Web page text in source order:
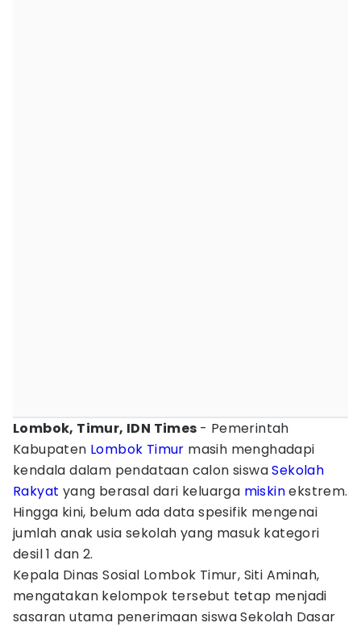
Lombok, Timur, IDN Times - Pemerintah
Kabupaten Lombok Timur masih menghadapi
kendala dalam pendataan calon siswaSekolah
Rakyat yang berasal dari keluarga miskinekstrem.
Hingga kini, belum ada data spesifik mengenai
jumlah anak usia sekolah yang masuk kategori
desil 1 dan 2.
Kepala Dinas Sosial Lombok Timur, Siti Aminah,
mengatakan kelompok tersebut tetap menjadi
sasaran utama penerimaan siswa Sekolah Dasar